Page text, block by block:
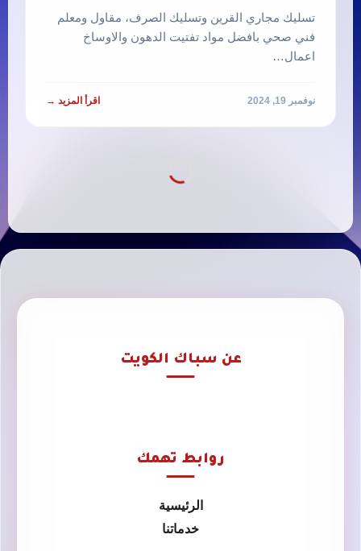
تسليك مجاري القرين وتسليك الصرف، مقاول ومعلم
فني صحي بافضل مواد تفتيت الدهون والاوساخ
اعمال…
نوفمبر 19, 2024 اقرأ المزيد →
عن سباك الكويت
روابط تهمك
الرئيسية
خدماتنا